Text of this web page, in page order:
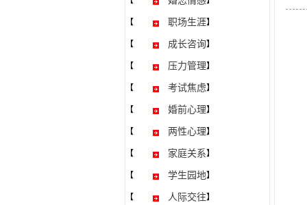
【 职场生涯】
【 成长咨询】
【 压力管理】
【 考试焦虑】
【 婚前心理】
【 两性心理】
【 家庭关系】
【 学生园地】
【 人际交往】